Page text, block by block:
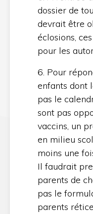
dossier de
devrait être
éclosions,
pour les
6. Pour
enfants dont
pas le
sont pas
vaccins, un
en milieu
moins une
Il faudrait
parents de
pas le
parents